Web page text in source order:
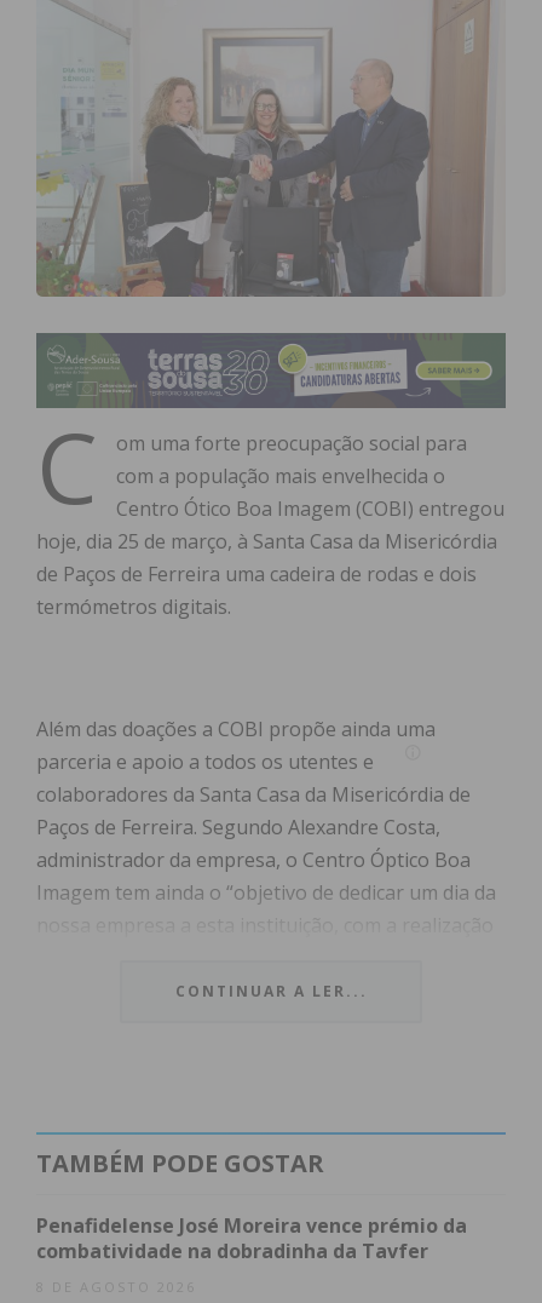
C
om uma forte preocupação social para
com a população mais envelhecida o
Centro Ótico Boa Imagem (COBI) entregou
hoje, dia 25 de março, à Santa Casa da Misericórdia
de Paços de Ferreira uma cadeira de rodas e dois
termómetros digitais.
Além das doações a COBI propõe ainda uma
parceria e apoio a todos os utentes e
colaboradores da Santa Casa da Misericórdia de
Paços de Ferreira. Segundo Alexandre Costa,
administrador da empresa, o Centro Óptico Boa
Imagem tem ainda o “objetivo de dedicar um dia da
colaboradores, acompanhados por outras
direta para com as populações e instituições do
O Grupo Boa Imagem realiza gratuitamente, há
mais de três décadas, rastreios à visão em todas as
CONTINUAR A LER...
TAMBÉM PODE GOSTAR
Penafidelense José Moreira vence prémio da
combatividade na dobradinha da Tavfer
8 DE AGOSTO 2026